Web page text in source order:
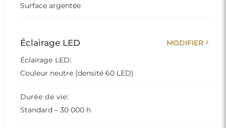
Surface argentée
Éclairage LED MODIFIER chevron_right
Éclairage LED:
Couleur neutre (densité 60 LED)
Durée de vie:
Standard – 30 000 h